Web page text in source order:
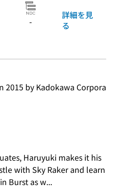
-
詳細を見
る
by Kadokawa Corpora
Haruyuki makes it his
with Sky Raker and learn
Burst as w...